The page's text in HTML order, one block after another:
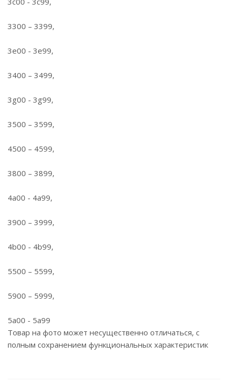
3300 – 3399,
3e00 - 3e99,
3400 – 3499,
3g00 - 3g99,
3500 – 3599,
4500 – 4599,
3800 – 3899,
4a00 - 4a99,
3900 – 3999,
4b00 - 4b99,
5500 – 5599,
5900 – 5999,
5a00 - 5a99
Товар на фото может несущественно отличаться, с
полным сохранением функциональных характеристик